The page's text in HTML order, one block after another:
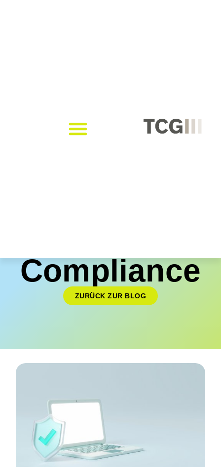
Compliance
ZURÜCK ZUR BLOG